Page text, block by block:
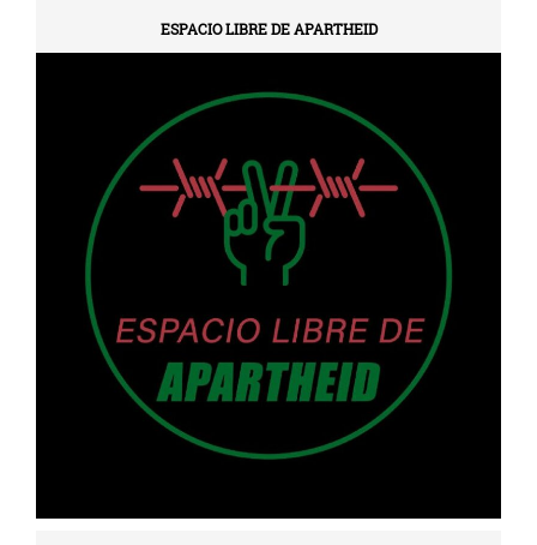
ESPACIO LIBRE DE APARTHEID